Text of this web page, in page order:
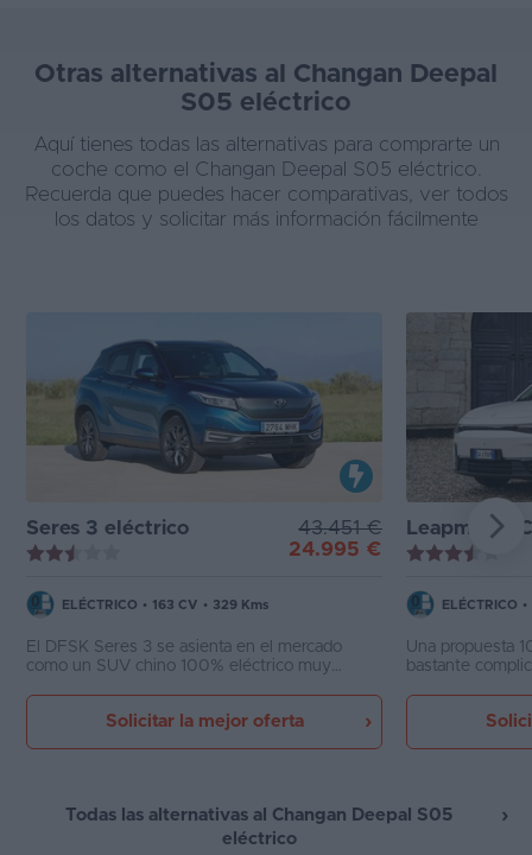
Otras alternativas al Changan Deepal
S05 eléctrico
Aquí tienes todas las alternativas para comprarte un
coche como el Changan Deepal S05 eléctrico.
Recuerda que puedes hacer comparativas, ver todos
los datos y solicitar más información fácilmente
Seres 3 eléctrico
43.451 €
24.995 €
ELÉCTRICO • 163 CV • 329 Kms
El DFSK Seres 3 se asienta en el mercado
como un SUV chino 100% eléctrico muy
precio difícil de superar, podemos gozar de un
coche económico dada su condición y con
unas prestaciones más que aceptables.
Solicitar la mejor oferta
Leapmotor
ELÉCTRICO •
Una propuesta
bastante
mucho
un motor de
de autonomía
Todas las alternativas al Changan Deepal S05
eléctrico